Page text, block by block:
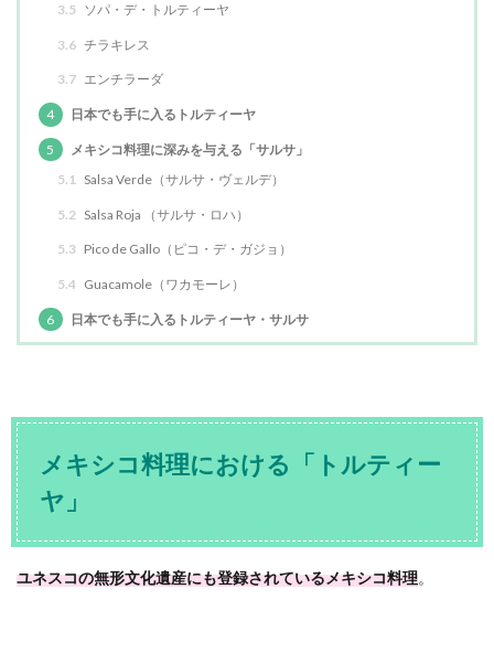
3.5 ソパ・デ・トルティーヤ
3.6 チラキレス
3.7 エンチラーダ
4 日本でも手に入るトルティーヤ
5
メキシコ料理に深みを与える「サルサ」
5.1 Salsa Verde（サルサ・ヴェルデ）
5.2 Salsa Roja （サルサ・ロハ）
5.3 Pico de Gallo（ピコ・デ・ガジョ）
5.4 Guacamole（ワカモーレ）
6 日本でも手に入るトルティーヤ・サルサ
メキシコ料理における「トルティー
ヤ」
ユネスコの無形文化遺産にも登録されているメキシコ料理。